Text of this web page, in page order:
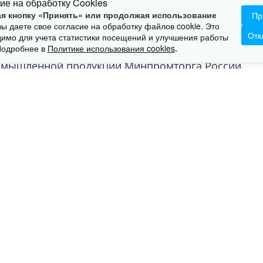
СЕРТИФИКАТЫ
продукции Минпромторга России.
кнопку «Принять» или продолжая использование
даете свое согласие на обработку файлов cookie. Это
для учета статистики посещений и улучшения работы
в Политике использования cookies.